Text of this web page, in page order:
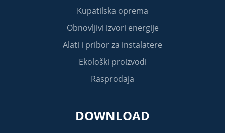
Kupatilska oprema
Obnovljivi izvori energije
Alati i pribor za instalatere
Ekološki proizvodi
Rasprodaja
DOWNLOAD